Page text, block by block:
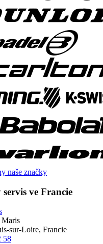
naše značky
ve Francie
Maris
sur-Loire, Francie
58